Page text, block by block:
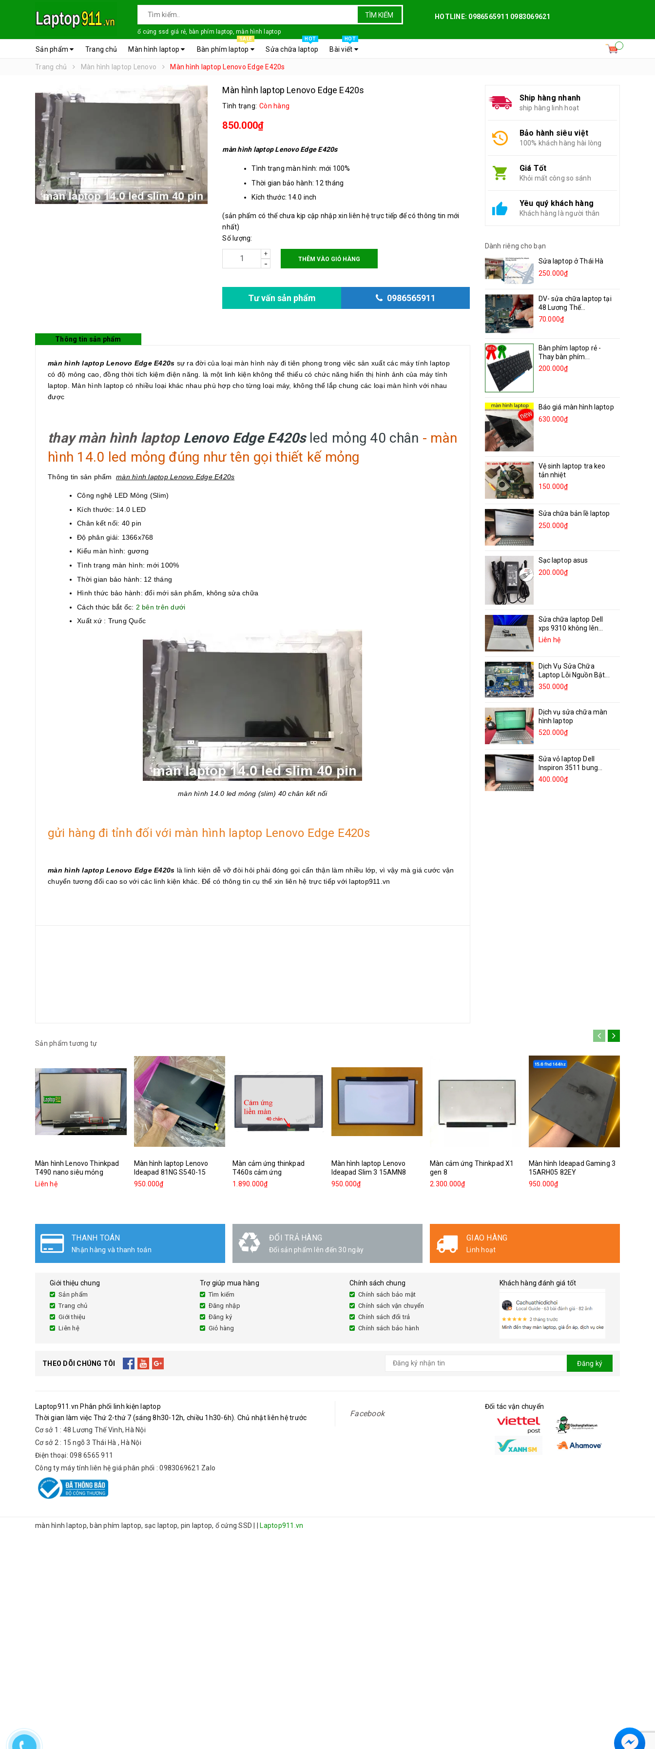
TÌM KIẾM
ổ cứng ssd giá rẻ, bàn phím laptop, màn hình laptop
HOTLINE: 0986565911 0983069621
Sản phẩm Trang chủ Màn hình laptop Bàn phím laptop
SALE
Sửa chữa laptop
HOT
Bài viết
HOT
Trang chủ Màn hình laptop Lenovo Màn hình laptop Lenovo Edge E420s
Màn hình laptop Lenovo Edge E420s
Tình trạng: Còn hàng
850.000₫
màn hình laptop Lenovo Edge E420s
Tình trạng màn hình: mới 100%
Thời gian bảo hành: 12 tháng
Kích thước: 14.0 inch
Chân kết nối: 40 chân
(sản phẩm có thể chưa kịp cập nhập xin liên hệ trực tiếp để có thông tin mới
nhất)
Số lượng:
+
- THÊM VÀO GIỎ HÀNG
Tư vấn sản phẩm 0986565911
Thông tin sản phẩm
màn hình laptop Lenovo Edge E420s sự ra đời của loại màn hình này đi tiên phong trong việc sản xuất các máy tính laptop
có độ mỏng cao, đồng thời tích kiệm điện năng. là một linh kiện không thể thiếu có chức năng hiển thị hình ảnh của máy tính
laptop. Màn hình laptop có nhiều loại khác nhau phù hợp cho từng loại máy, không thể lắp chung các loại màn hình với nhau
được
thay màn hình laptopLenovo Edge E420sled mỏng 40 chân - màn
hình 14.0 led mỏng đúng như tên gọi thiết kế mỏng
Thông tin sản phẩm màn hình laptop Lenovo Edge E420s
Công nghệ LED Mỏng (Slim)
Kích thước: 14.0 LED
Chân kết nối: 40 pin
Độ phân giải: 1366x768
Kiểu màn hình: gương
Tình trạng màn hình: mới 100%
Thời gian bảo hành: 12 tháng
Hình thức bảo hành: đổi mới sản phẩm, không sửa chữa
Cách thức bắt ốc: 2 bên trên dưới
Xuất xứ : Trung Quốc
màn hình 14.0 led mỏng (slim) 40 chân kết nối
gửi hàng đi tỉnh đối với màn hình laptop Lenovo Edge E420s
màn hình laptop Lenovo Edge E420s là linh kiện dễ vỡ đòi hỏi phải đóng gọi cẩn thận làm nhiều lớp, vì vậy mà giá cước vận
chuyển tương đối cao so với các linh kiện khác. Để có thông tin cụ thể xin liên hệ trực tiếp với laptop911.vn
Ship hàng nhanh
ship hàng linh hoạt
Bảo hành siêu việt
100% khách hàng hài lòng
Giá Tốt
Khỏi mất công so sánh
Yêu quý khách hàng
Khách hàng là người thân
Dành riêng cho bạn
Sửa laptop ở Thái Hà
250.000₫
DV- sửa chữa laptop tại
48 Lương Thế...
70.000₫
Bàn phím laptop rẻ -
Thay bàn phím...
200.000₫
Báo giá màn hình laptop
630.000₫
Vệ sinh laptop tra keo
tản nhiệt
150.000₫
Sửa chữa bản lề laptop
250.000₫
Sạc laptop asus
200.000₫
Sửa chữa laptop Dell
xps 9310 không lên...
Liên hệ
Dịch Vụ Sửa Chữa
Laptop Lỗi Nguồn Bật...
350.000₫
Dịch vụ sửa chữa màn
hình laptop
520.000₫
Sửa vỏ laptop Dell
Inspiron 3511 bung
bản...
400.000₫
Sản phẩm tương tự
Màn hình Lenovo Thinkpad
T490 nano siêu mỏng
Liên hệ
Màn hình laptop Lenovo
Ideapad 81NG S540-15
950.000₫
Màn cảm ứng thinkpad
T460s cảm ứng
1.890.000₫
Màn hình laptop Lenovo
Ideapad Slim 3 15AMN8
950.000₫
Màn cảm ứng Thinkpad X1
gen 8
2.300.000₫
Màn hình Ideapad Gaming 3
15ARH05 82EY
950.000₫
THANH TOÁN
Nhận hàng và thanh toán
ĐỔI TRẢ HÀNG
Đổi sản phẩm lên đến 30 ngày
GIAO HÀNG
Linh hoạt
Giới thiệu chung
Sản phẩm
Trang chủ
Giới thiệu
Liên hệ
Trợ giúp mua hàng
Tìm kiếm
Đăng nhập
Đăng ký
Giỏ hàng
Chính sách chung
Chính sách bảo mật
Chính sách vận chuyển
Chính sách đổi trả
Chính sách bảo hành
Khách hàng đánh giá tốt
THEO DÕI CHÚNG TÔI Đăng ký
Laptop911.vn Phân phối linh kiện laptop
Thời gian làm việc Thứ 2-thứ 7 (sáng 8h30-12h, chiều 1h30-6h). Chủ nhật liên hệ trước
Cơ sở 1 : 48 Lương Thế Vinh, Hà Nội
Cơ sở 2 : 15 ngõ 3 Thái Hà , Hà Nội
Điện thoại: 098 6565 911
Công ty máy tính liên hệ giá phân phối : 0983069621 Zalo
Facebook
Đối tác vận chuyển
màn hình laptop, bàn phím laptop, sạc laptop, pin laptop, ổ cứng SSD| |Laptop911.vn